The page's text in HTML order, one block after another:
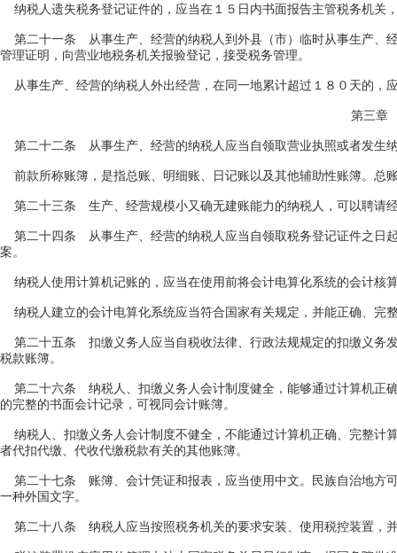
纳税人遗失税务登记证件的，应当在１５日内书面报告主管税务机关
第二十一条 从事生产、经营的纳税人到外县（市）临时从事生产、
管理证明，向营业地税务机关报验登记，接受税务管理。
从事生产、经营的纳税人外出经营，在同一地累计超过１８０天的，
第三章
第二十二条 从事生产、经营的纳税人应当自领取营业执照或者发生
前款所称账簿，是指总账、明细账、日记账以及其他辅助性账簿。总
第二十三条 生产、经营规模小又确无建账能力的纳税人，可以聘请
第二十四条 从事生产、经营的纳税人应当自领取税务登记证件之日
案。
纳税人使用计算机记账的，应当在使用前将会计电算化系统的会计核
纳税人建立的会计电算化系统应当符合国家有关规定，并能正确、完
第二十五条 扣缴义务人应当自税收法律、行政法规规定的扣缴义务
税款账簿。
第二十六条 纳税人、扣缴义务人会计制度健全，能够通过计算机正
的完整的书面会计记录，可视同会计账簿。
纳税人、扣缴义务人会计制度不健全，不能通过计算机正确、完整计
者代扣代缴、代收代缴税款有关的其他账簿。
第二十七条 账簿、会计凭证和报表，应当使用中文。民族自治地方
一种外国文字。
第二十八条 纳税人应当按照税务机关的要求安装、使用税控装置，